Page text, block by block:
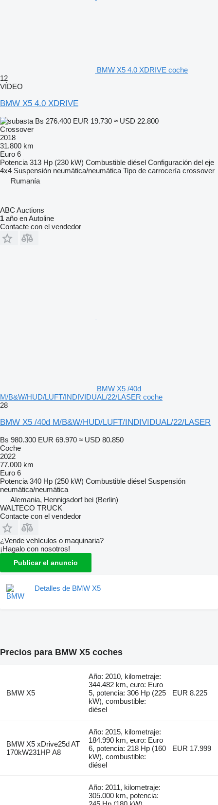
BMW X5 4.0 XDRIVE coche
12
VÍDEO
BMW X5 4.0 XDRIVE
Bs 276.400 EUR 19.730 ≈ USD 22.800
Crossover
2018
31.800 km
Euro 6
Potencia 313 Hp (230 kW) Combustible diésel Configuración del eje
4x4 Suspensión neumática/neumática Tipo de carrocería crossover
Rumanía
ABC Auctions
1 año en Autoline
Contacte con el vendedor
BMW X5 /40d
M/B&W/HUD/LUFT/INDIVIDUAL/22/LASER coche
28
BMW X5 /40d M/B&W/HUD/LUFT/INDIVIDUAL/22/LASER
Bs 980.300 EUR 69.970 ≈ USD 80.850
Coche
2022
77.000 km
Euro 6
Potencia 340 Hp (250 kW) Combustible diésel Suspensión
neumática/neumática
Alemania, Hennigsdorf bei (Berlin)
WALTECO TRUCK
Contacte con el vendedor
¿Vende vehículos o maquinaria?
¡Hagalo con nosotros!
Publicar el anuncio
Detalles de BMW X5
Precios para BMW X5 coches
BMW X5
Año: 2010, kilometraje:
344.482 km, euro: Euro
5, potencia: 306 Hp (225
kW), combustible:
diésel
EUR 8.225
BMW X5 xDrive25d AT
170kW231HP A8
Año: 2015, kilometraje:
184.990 km, euro: Euro
6, potencia: 218 Hp (160
kW), combustible:
diésel
EUR 17.999
Año: 2011, kilometraje:
305.000 km, potencia: